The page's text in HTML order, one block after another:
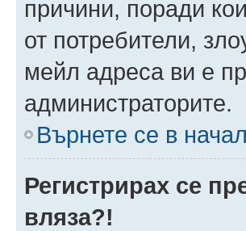
причини, поради
от потребители,
мейл адреса ви е
администраторите.
Върнете се в
Регистрирах се
вляза?!